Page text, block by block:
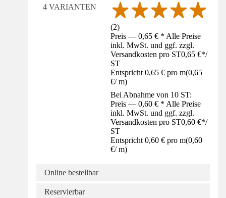
4 VARIANTEN
(2)
Preis — 0,65 € * Alle Preise
inkl. MwSt. und ggf. zzgl.
Versandkosten pro ST0,65 €*/
ST
Entspricht 0,65 € pro m(0,65
€/ m)
Bei Abnahme von 10 ST:
Preis — 0,60 € * Alle Preise
inkl. MwSt. und ggf. zzgl.
Versandkosten pro ST0,60 €*/
ST
Entspricht 0,60 € pro m(0,60
€/ m)
Online bestellbar
Reservierbar